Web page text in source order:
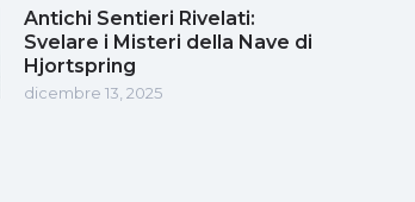
Antichi Sentieri Rivelati:
Svelare i Misteri della Nave di
Hjortspring
dicembre 13, 2025